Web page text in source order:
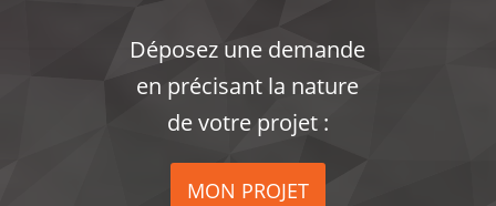
Déposez une demande
en précisant la nature
de votre projet :
MON PROJET